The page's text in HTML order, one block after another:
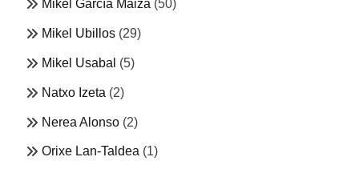
Mikel García Maiza (50)
Mikel Ubillos (29)
Mikel Usabal (5)
Natxo Izeta (2)
Nerea Alonso (2)
Orixe Lan-Taldea (1)